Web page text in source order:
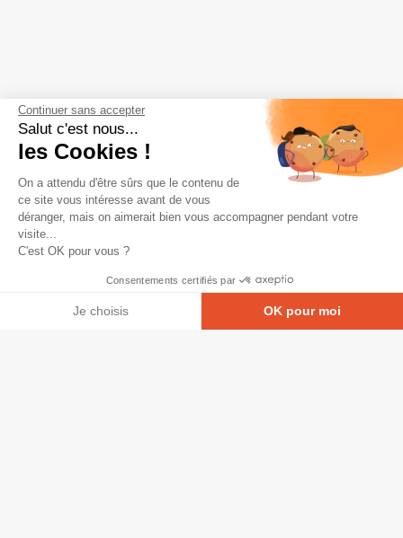
Continuer sans accepter
Salut c'est nous...
les Cookies !
On a attendu d'être sûrs que le contenu de
ce site vous intéresse avant de vous
déranger, mais on aimerait bien vous accompagner pendant votre
visite...
C'est OK pour vous ?
Consentements certifiés par
Je choisis OK pour moi